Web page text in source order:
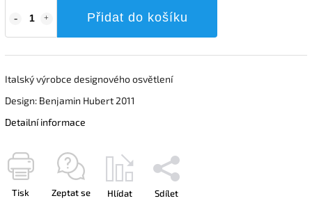
Přidat do košíku
Italský výrobce designového osvětlení
Design: Benjamin Hubert 2011
Detailní informace
Tisk Zeptat se Hlídat Sdílet